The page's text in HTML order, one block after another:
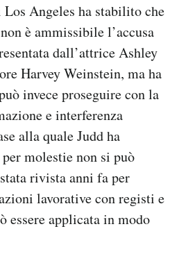
Angeles ha stabilito che
è ammissibile l’accusa
dall’attrice Ashley
Harvey Weinstein, ma ha
invece proseguire con la
e interferenza
alla quale Judd ha
molestie non si può
rivista anni fa per
lavorative con registi e
essere applicata in modo